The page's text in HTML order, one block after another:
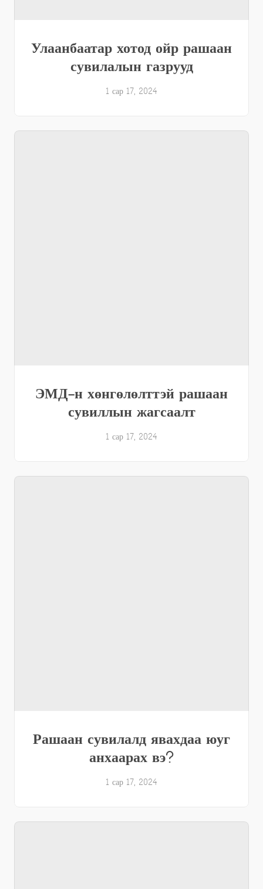
Улаанбаатар хотод ойр рашаан
сувилалын газрууд
1 сар 17, 2024
ЭМД-н хөнгөлөлттэй рашаан
сувиллын жагсаалт
1 сар 17, 2024
Рашаан сувилалд явахдаа юуг
анхаарах вэ?
1 сар 17, 2024